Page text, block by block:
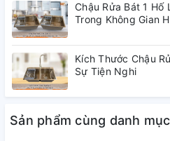
- Cách đóng gói: OC bag
- Màu sắc: Trắng chịu áp lực
kg/cm2 + Kiểm định đóng mở
được 200.000 lần
Chậu Rửa Bát 1 Hố
Trong Không Gian
Kích Thước Chậu
Sự Tiện Nghi
Sản phẩm cùng danh mục